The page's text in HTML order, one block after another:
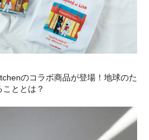
のコラボ商品が登場！地球のた
ととは？